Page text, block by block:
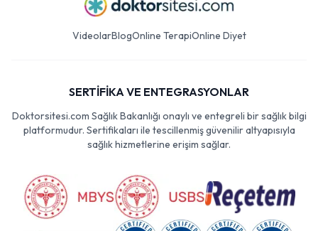
VideolarBlogOnline TerapiOnline Diyet
SERTİFİKA VE ENTEGRASYONLAR
Doktorsitesi.com Sağlık Bakanlığı onaylı ve entegreli bir sağlık bilgi
platformudur. Sertifikaları ile tescillenmiş güvenilir altyapısıyla
sağlık hizmetlerine erişim sağlar.